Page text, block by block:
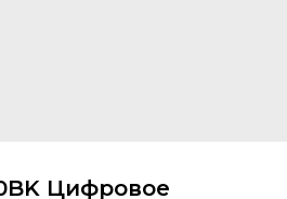
Цифровое